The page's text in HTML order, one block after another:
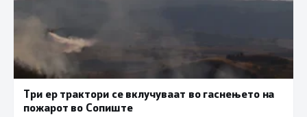
Три ер трактори се вклучуваат во гаснењето на
пожарот во Сопиште